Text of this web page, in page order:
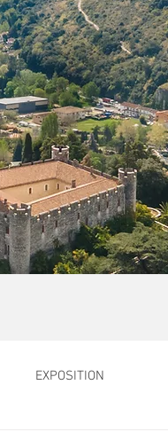
EXPOSITION